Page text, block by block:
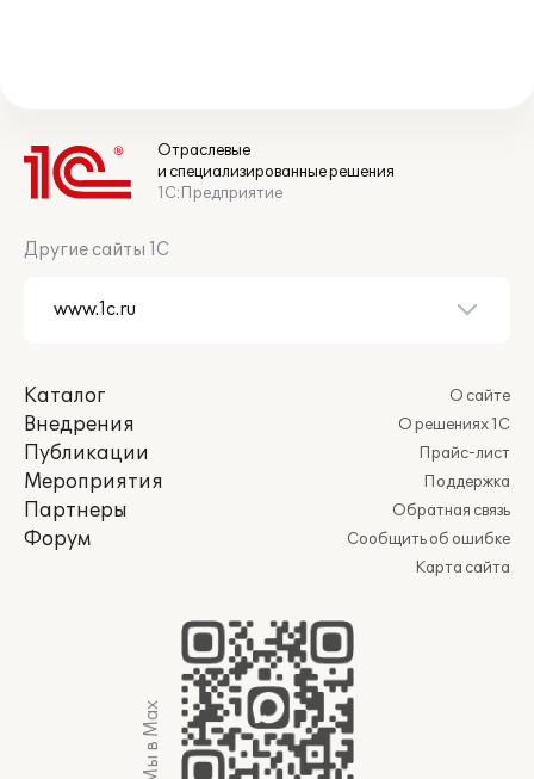
Отраслевые
и специализированные решения
1С:Предприятие
Другие сайты 1С
Каталог
Внедрения
Публикации
Мероприятия
Партнеры
Форум
О сайте
О решениях 1С
Прайс-лист
Поддержка
Обратная связь
Сообщить об ошибке
Карта сайта
Мы в Max